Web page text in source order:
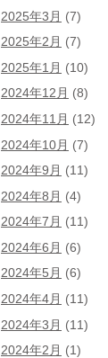
2025年3月 (7)
2025年2月 (7)
2025年1月 (10)
2024年12月 (8)
2024年11月 (12)
2024年10月 (7)
2024年9月 (11)
2024年8月 (4)
2024年7月 (11)
2024年6月 (6)
2024年5月 (6)
2024年4月 (11)
2024年3月 (11)
2024年2月 (1)